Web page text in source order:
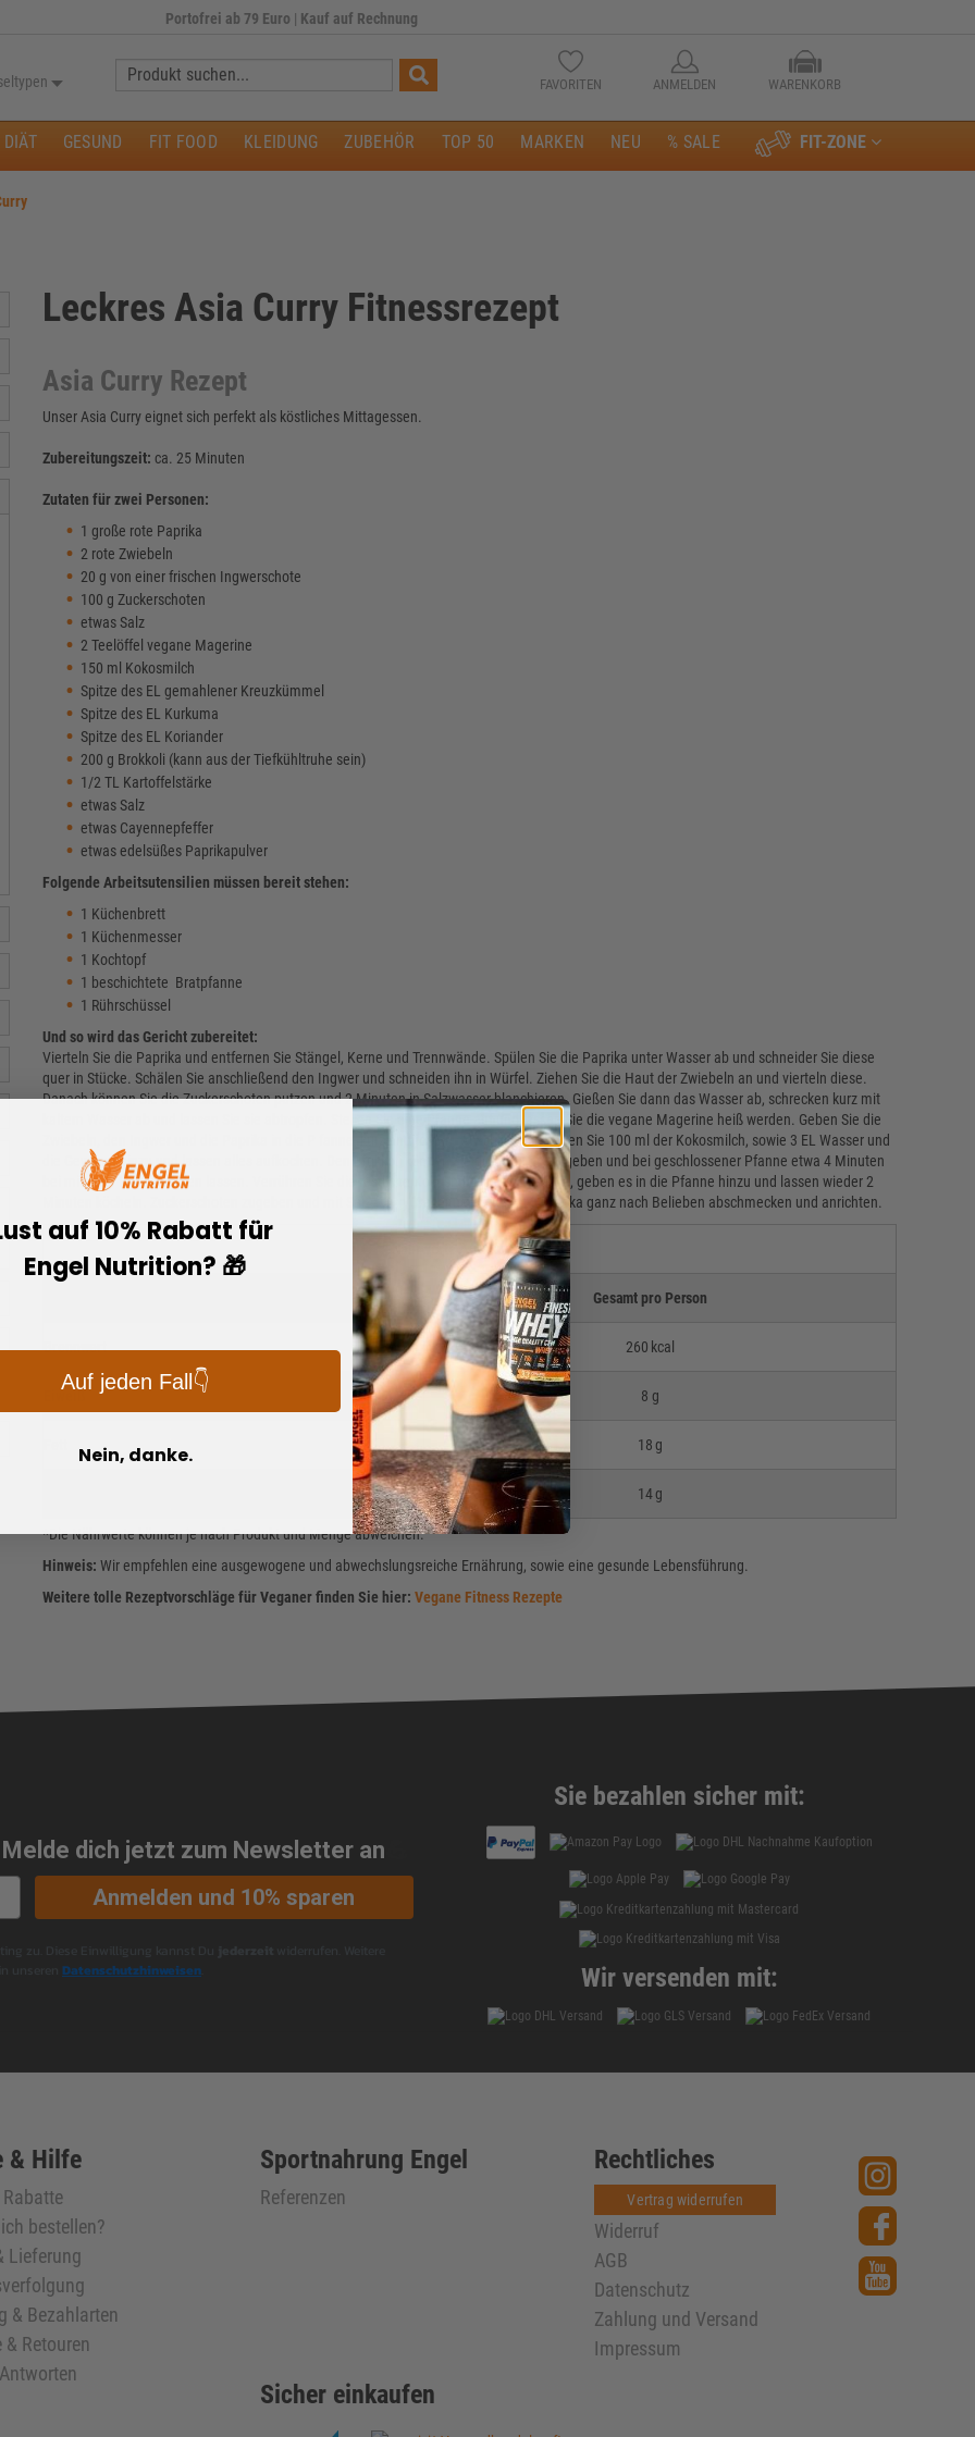
Portofrei ab 79 Euro | Kauf auf Rechnung
Suche:
FAVORITEN ANMELDEN WARENKORB
FIT-ZONE
DIÄT GESUND FIT FOOD KLEIDUNG ZUBEHÖR TOP 50 MARKEN NEU % SALE
Leckres Asia Curry Fitnessrezept
Asia Curry Rezept
Unser Asia Curry eignet sich perfekt als köstliches Mittagessen.
Zubereitungszeit: ca. 25 Minuten
Zutaten für zwei Personen:
1 große rote Paprika
2 rote Zwiebeln
20 g von einer frischen Ingwerschote
100 g Zuckerschoten
etwas Salz
2 Teelöffel vegane Magerine
150 ml Kokosmilch
Spitze des EL gemahlener Kreuzkümmel
Spitze des EL Kurkuma
Spitze des EL Koriander
200 g Brokkoli (kann aus der Tiefkühltruhe sein)
1/2 TL Kartoffelstärke
etwas Salz
etwas Cayennepfeffer
etwas edelsüßes Paprikapulver
Folgende Arbeitsutensilien müssen bereit stehen:
1 Küchenbrett
1 Küchenmesser
1 Kochtopf
1 beschichtete Bratpfanne
1 Rührschüssel
Und so wird das Gericht zubereitet:
Vierteln Sie die Paprika und entfernen Sie Stängel, Kerne und Trennwände. Spülen Sie die Paprika unter Wasser ab und schneider Sie diese
quer in Stücke. Schälen Sie anschließend den Ingwer und schneiden ihn in Würfel. Ziehen Sie die Haut der Zwiebeln an und vierteln diese.
Danach können Sie die Zuckerschoten putzen und 2 Minuten in Salzwasser blanchieren. Gießen Sie dann das Wasser ab, schrecken kurz mit
kaltem Wasser ab und lassen Sie sie abtropfen. Stellen Sie eine Pfanne auf und lassen Sie die vegane Magerine heiß werden. Geben Sie die
Zwiebeln, den Ingwer und die Paprika in die P fanne, kurz andünsten. Anschließend geben Sie 100 ml der Kokosmilch, sowie 3 EL Wasser und
die Gewürze hinzu und lassen alles aufkochen. Den Brokkoli können Sie gefroren hinzu geben und bei geschlossener Pfanne etwa 4 Minuten
bei mittlerer Hitze dünsten lassen. Verrühren Sie die restliche Kokosmilch mit der Stärke, geben es in die Pfanne hinzu und lassen wieder 2
Minuten köcheln. Zuckerschoten zugeben und mit Salz, Curry, Cayennepfeffer und Paprika ganz nach Belieben abschmecken und anrichten.
Nährwerte Asia Curry*
Gesamt pro Person
Brennwert 260 kcal
8 g
18 g
14 g
*Die Nährwerte können je nach Produkt und Menge abweichen.
Hinweis: Wir empfehlen eine ausgewogene und abwechslungsreiche Ernährung, sowie eine gesunde Lebensführung.
Weitere tolle Rezeptvorschläge für Veganer finden Sie hier: Vegane Fitness Rezepte
Melde dich jetzt zum Newsletter an
Anmelden und 10% sparen
Datenschutzhinweisen
Sie bezahlen sicher mit:
Wir versenden mit:
& Hilfe
bestellen?
Lieferung
& Bezahlarten
Retouren
Sportnahrung Engel
Referenzen
Rechtliches
Vertrag widerrufen
Widerruf
AGB
Datenschutz
Zahlung und Versand
Impressum
Sicher einkaufen
auf 10% Rabatt für
Engel Nutrition? 🎁
Auf jeden Fall👇
Nein, danke.